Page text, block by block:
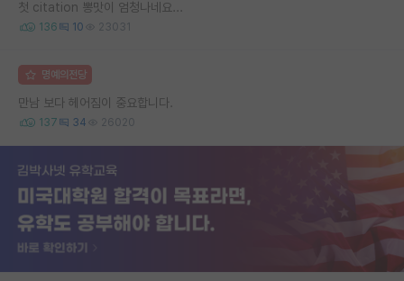
첫 citation 뽕맛이 엄청나네요...
136 10 23031
명예의전당
만남 보다 헤어짐이 중요합니다.
137 34 26020